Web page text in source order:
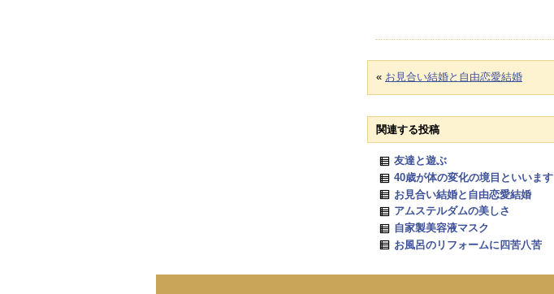
« お見合い結婚と自由恋愛結婚
関連する投稿
友達と遊ぶ
40歳が体の変化の境目といいます
お見合い結婚と自由恋愛結婚
アムステルダムの美しさ
自家製美容液マスク
お風呂のリフォームに四苦八苦